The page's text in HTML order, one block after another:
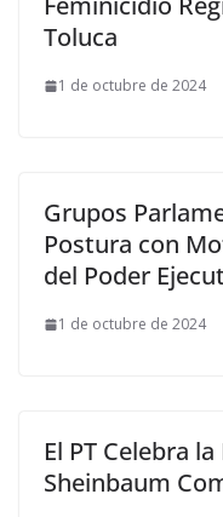
Toluca
1 de octubre de 2024
Grupos
Postura con
del Poder
1 de octubre de 2024
El PT Celebra
Sheinbaum